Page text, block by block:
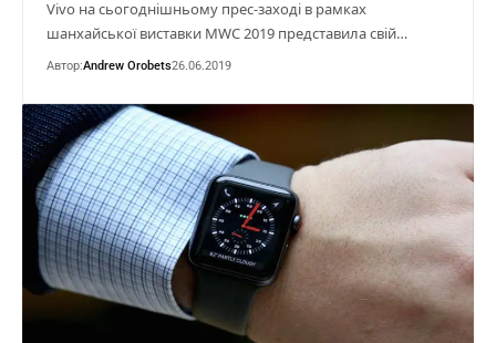
Vivo на сьогоднішньому прес-заході в рамках
шанхайської виставки MWC 2019 представила свій…
Автор:Andrew Orobets26.06.2019